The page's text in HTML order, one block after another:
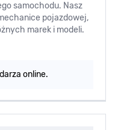
samochodu. Nasz
pojazdowej,
marek i modeli.
online.